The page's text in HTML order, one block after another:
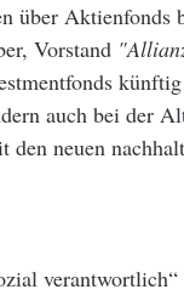
über Aktienfonds
Vorstand
auch bei der
neuen